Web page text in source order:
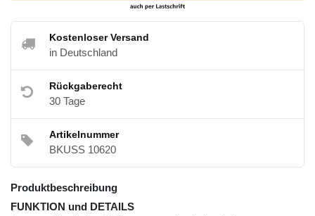
Kostenloser Versand
in Deutschland
Rückgaberecht
30 Tage
Artikelnummer
BKUSS 10620
Produktbeschreibung
FUNKTION und DETAILS